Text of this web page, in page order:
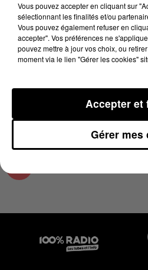
29 novembre 2025 - 1 min 14
L'AGENDA DU
07H43
L'AGENDA DU
Vous pouvez accepter en cliquant sur
sélectionnant les finalités et/ou
Vous pouvez également refuser en
accepter". Vos préférences ne
pouvez mettre à jour vos choix, ou
moment via le lien "Gérer les cookies"
Gérer mes
Accepter et